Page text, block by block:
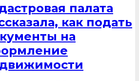
палата
как подать
на